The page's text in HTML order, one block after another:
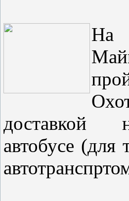
На
доставкой
автобусе